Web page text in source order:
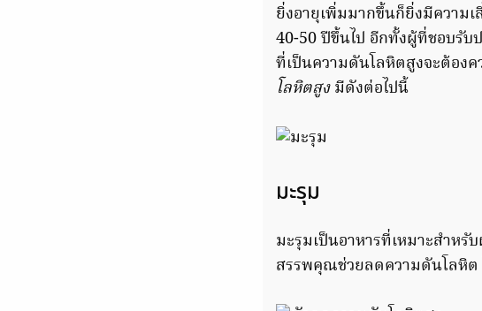
ยิ่งอายุเพิ่มมากขึ้นก็ยิ่งมีความ
40-50 ปีขึ้นไป อีกทั้งผู้ที่ชอบรับ
ที่เป็นความดันโลหิตสูงจะต้อง
โลหิตสูงมีดังต่อไปนี้
มะรุม
มะรุมเป็นอาหารที่เหมาะสำห
สรรพคุณช่วยลดความดันโลหิต